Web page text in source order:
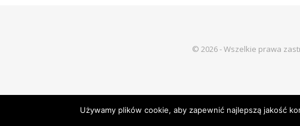
© 2026 - Wszelkie prawa
Używamy plików cookie, aby zapewnić najlepszą jakość